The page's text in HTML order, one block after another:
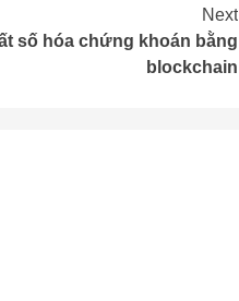
Next
số hóa chứng khoán bằng
blockchain